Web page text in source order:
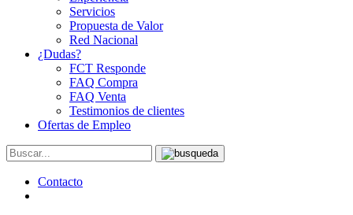
Servicios
Propuesta de Valor
Red Nacional
¿Dudas?
FCT Responde
FAQ Compra
FAQ Venta
Testimonios de clientes
Ofertas de Empleo
Contacto